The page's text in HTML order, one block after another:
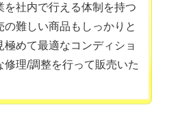
を社内で行える体制を持つ
難しい商品もしっかりと
極めて最適なコンディショ
修理/調整を行って販売いた